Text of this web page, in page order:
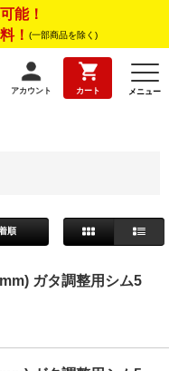
能！
！ (一部商品を除く)
アカウント カート メニュー
順
ガタ調整用シム5